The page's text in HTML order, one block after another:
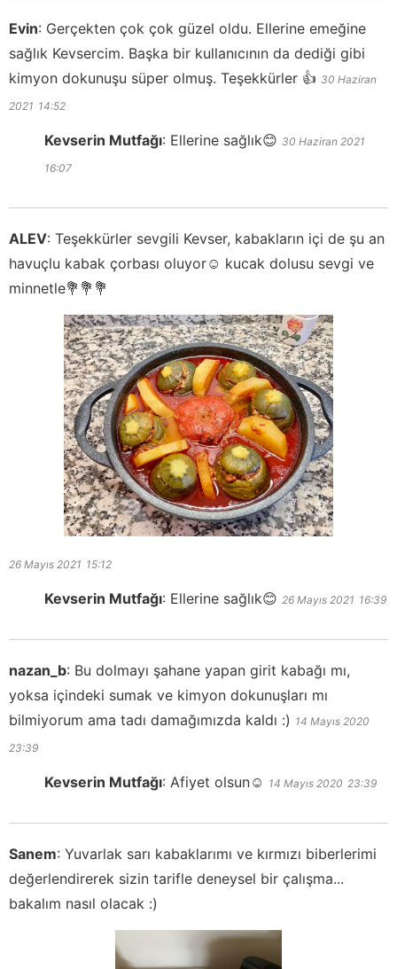
Evin: Gerçekten çok çok güzel oldu. Ellerine emeğine
sağlık Kevsercim. Başka bir kullanıcının da dediği gibi
kimyon dokunuşu süper olmuş. Teşekkürler 👍 30 Haziran
2021 14:52
Kevserin Mutfağı: Ellerine sağlık😊 30 Haziran 2021
16:07
ALEV: Teşekkürler sevgili Kevser, kabakların içi de şu an
havuçlu kabak çorbası oluyor☺️ kucak dolusu sevgi ve
minnetle💐💐💐
26 Mayıs 2021 15:12
Kevserin Mutfağı: Ellerine sağlık😊 26 Mayıs 2021 16:39
nazan_b: Bu dolmayı şahane yapan girit kabağı mı,
yoksa içindeki sumak ve kimyon dokunuşları mı
bilmiyorum ama tadı damağımızda kaldı :) 14 Mayıs 2020
23:39
Kevserin Mutfağı: Afiyet olsun☺️ 14 Mayıs 2020 23:39
Sanem: Yuvarlak sarı kabaklarımı ve kırmızı biberlerimi
değerlendirerek sizin tarifle deneysel bir çalışma...
bakalım nasıl olacak :)